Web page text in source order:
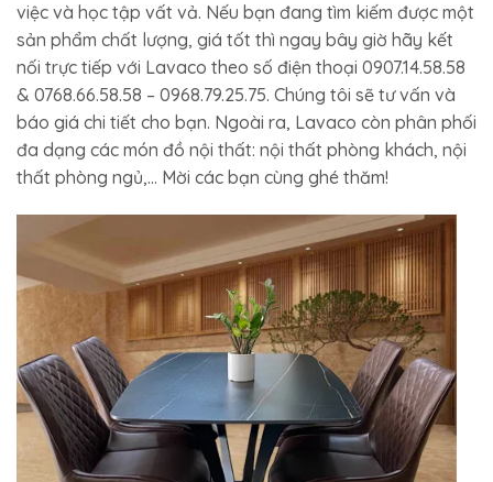
việc và học tập vất vả. Nếu bạn đang tìm kiếm được một
sản phẩm chất lượng, giá tốt thì ngay bây giờ hãy kết
nối trực tiếp với Lavaco theo số điện thoại 0907.14.58.58
& 0768.66.58.58 – 0968.79.25.75. Chúng tôi sẽ tư vấn và
báo giá chi tiết cho bạn. Ngoài ra, Lavaco còn phân phối
đa dạng các món đồ nội thất: nội thất phòng khách, nội
thất phòng ngủ,… Mời các bạn cùng ghé thăm!